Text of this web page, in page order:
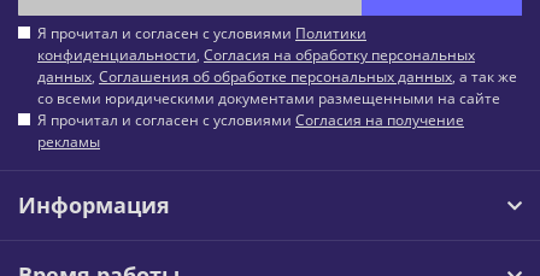
Я прочитал и согласен с условиями Политики
конфиденциальности, Согласия на обработку персональных
данных, Соглашения об обработке персональных данных, а так же
со всеми юридическими документами размещенными на сайте
Я прочитал и согласен с условиями Согласия на получение
рекламы
Информация